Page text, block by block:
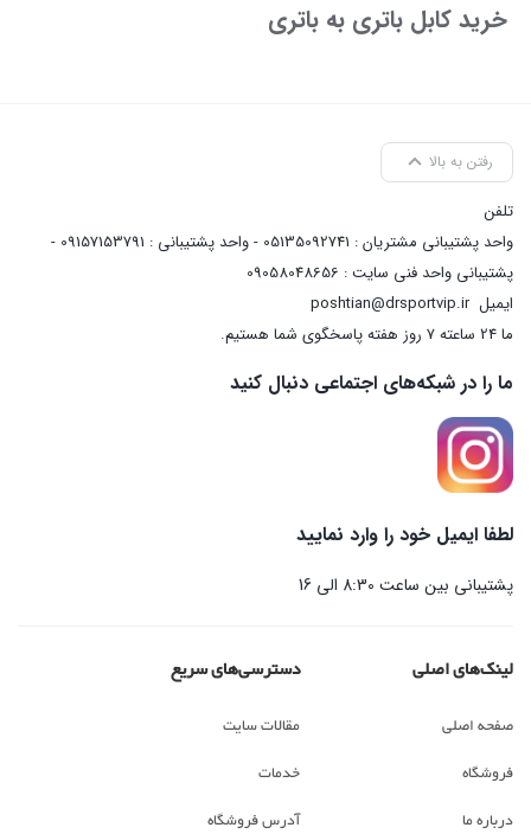
خرید کابل باتری به باتری
رفتن به بالا
تلفن
واحد پشتیبانی مشتریان : 05135092741 - واحد پشتیبانی : 09157153791 -
پشتیبانی واحد فنی سایت : 09058048656
ایمیلposhtian@drsportvip.ir
ما 24 ساعته 7 روز هفته پاسخگوی شما هستیم.
ما را در شبکه‌های اجتماعی دنبال کنید
لطفا ایمیل خود را وارد نمایید
پشتیبانی بین ساعت 8:30 الی 16
لینک‌های اصلی
صفحه اصلی
فروشگاه
درباره ما
دسترسی‌های سریع
مقالات سایت
خدمات
آدرس فروشگاه